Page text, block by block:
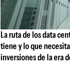
La ruta de los data
tiene y lo que
inversiones de la era